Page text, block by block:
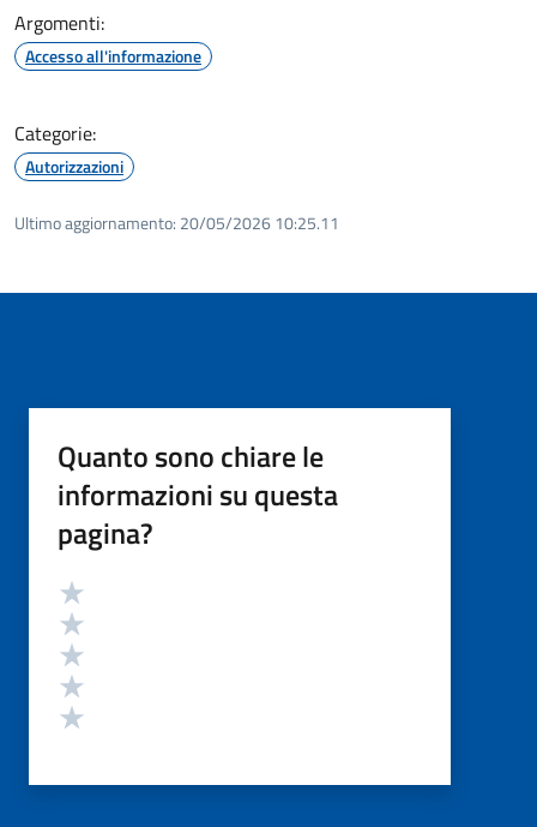
Argomenti:
Accesso all'informazione
Categorie:
Autorizzazioni
Ultimo aggiornamento: 20/05/2026 10:25.11
Quanto sono chiare le
informazioni su questa
pagina?
Valutazione